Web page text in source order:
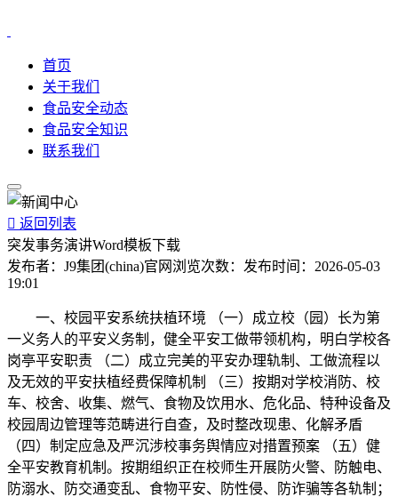
首页
关于我们
食品安全动态
食品安全知识
联系我们
 返回列表
突发事务演讲Word模板下载
发布者： J9集团(china)官网 浏览次数： 发布时间： 2026-05-03
19:01
一、校园平安系统扶植环境 （一）成立校（园）长为第
一义务人的平安义务制，健全平安工做带领机构，明白学校各
岗亭平安职责 （二）成立完美的平安办理轨制、工做流程以
及无效的平安扶植经费保障机制 （三）按期对学校消防、校
车、校舍、收集、燃气、食物及饮用水、危化品、特种设备及
校园周边管理等范畴进行自查，及时整改现患、化解矛盾
（四）制定应急及严沉涉校事务舆情应对措置预案 （五）健
全平安教育机制。按期组织正在校师生开展防火警、防触电、
防溺水、防交通变乱、食物平安、防性侵、防诈骗等各轨制；